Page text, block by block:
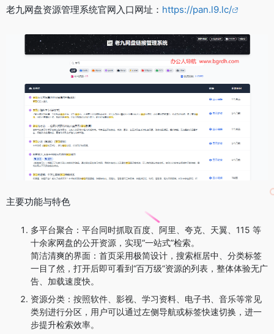
老九网盘资源管理系统官网入口网址： https://pan.l9.lc/
主要功能与特色
多平台聚合：平台同时抓取百度、阿里、夸克、天翼、115 等
十余家网盘的公开资源，实现“一站式”检索。
简洁清爽的界面：首页采用极简设计，搜索框居中、分类标签
一目了然，打开后即可看到“百万级”资源的列表，整体体验无广
告、加载速度快。
资源分类：按照软件、影视、学习资料、电子书、音乐等常见
类别进行分区，用户可以通过左侧导航或标签快速切换，进一
步提升检索效率。